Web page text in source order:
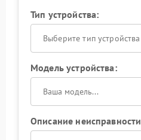
Тип устройства:
Выберите тип устройства
Модель устройства:
Описание